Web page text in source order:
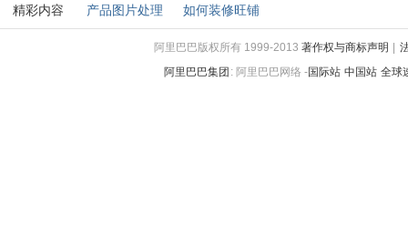
精彩内容 产品图片处理 如何装修旺铺
阿里巴巴版权所有 1999-2013 著作权与商标声明
阿里巴巴集团 : 阿里巴巴网络 -国际站 中国站 全球